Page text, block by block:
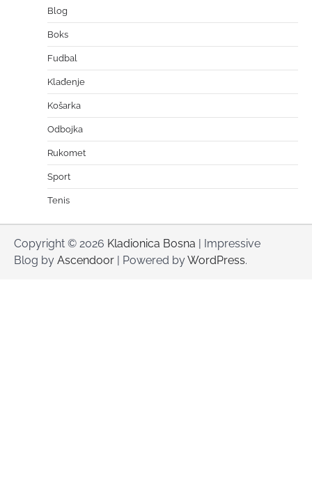
Blog
Boks
Fudbal
Klađenje
Košarka
Odbojka
Rukomet
Sport
Tenis
Copyright © 2026 Kladionica Bosna | Impressive
Blog by Ascendoor | Powered byWordPress.